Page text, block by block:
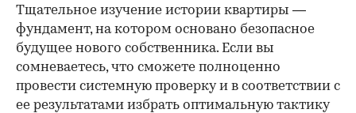
Тщательное изучение истории квартиры —
фундамент, на котором основано безопасное
будущее нового собственника. Если вы
сомневаетесь, что сможете полноценно
провести системную проверку и в соответствии с
ее результатами избрать оптимальную тактику